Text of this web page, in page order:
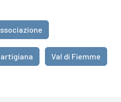
Val di Fiemme